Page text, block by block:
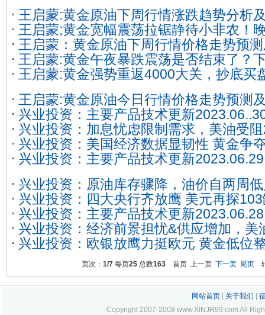
建议
王启蒙:黄金原油下周行情涨跌趋势分析
作建议指导
王启蒙;黄金宽幅震荡拉锯静待小非农！
分析及操作建议
王启蒙：黄金原油下周行情价格走势预
套操作建议
王启蒙:黄金午夜暴跌震荡是否结束了？
分析及操作建议
王启蒙:黄金强势重返4000大关，抄底买
场！
王启蒙:黄金原油今日行情价格走势预测
套操作建议
兴业投资：主要产品技术更新
兴业投资：加息忧虑限制需求，美油受
兴业投资：美国经济数据显韧性 黄金争
兴业投资：主要产品技术更新2023.06.29
兴业投资：原油库存骤降，油价自两周
兴业投资：四大央行齐放鹰 美元再探
兴业投资：主要产品技术更新2023.06.28
兴业投资：经济前景担忧&供应增加，美
关口
兴业投资：欧银放鹰力挺欧元 黄金低位
页次： 1/7 每页25 总数163 首页 上一页 下一页 尾页
网站首页| 关于我们
Copyright 2007-2008 www.XINJR99.com All